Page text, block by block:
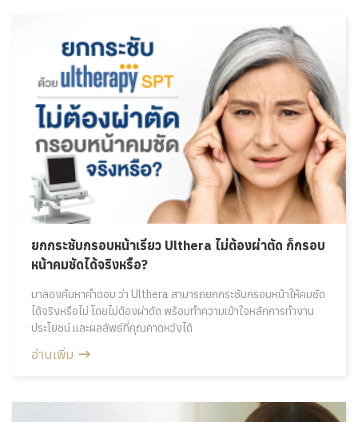
ยกกระชับกรอบหน้าเรียว Ulthera ไม่ต้องผ่าตัด ก็กรอบ
หน้าคมชัดได้จริงหรือ?
มาลองค้นหาคำตอบ ว่า Ulthera สามารถยกกระชับกรอบหน้าให้คมชัด
ได้จริงหรือไม่ โดยไม่ต้องผ่าตัด พร้อมทำความเข้าใจหลักการทำงาน
ประโยชน์ และผลลัพธ์ที่คุณคาดหวังได้
อ่านเพิ่ม